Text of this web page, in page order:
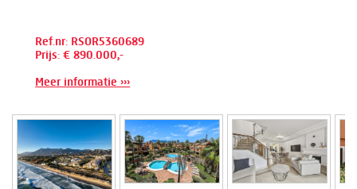
Ref.nr: RSOR5360689
Prijs: € 890.000,-
Meer informatie ›››